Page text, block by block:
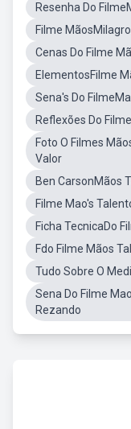
Resenha Do
Filme
Cenas Do Filme
ElementosFilme
Sena's Do
Reflexões Do
Foto O Filmes
Valor
Ben CarsonMãos
Filme Mao's
Ficha TecnicaDo
Fdo Filme Mãos
Tudo Sobre O
Sena Do Filme
Rezando